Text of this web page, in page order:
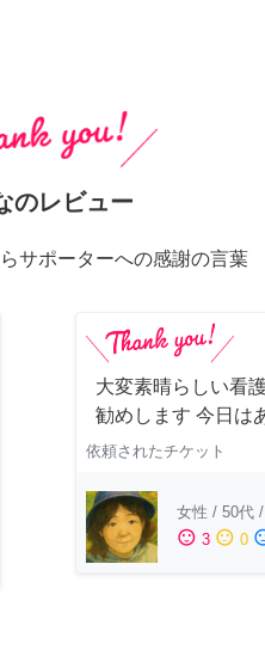
のレビュー
サポーターへの感謝の言葉
大変素晴らしい看
勧めします 今日は
依頼されたチケット
女性 / 50代 /
sentiment_satisfied 3 sentiment_neutral 0